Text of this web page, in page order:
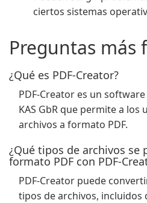
ciertos sistemas
Preguntas más
¿Qué es PDF-Creator?
PDF-Creator es un
KAS GbR que permite a
archivos a formato PDF.
¿Qué tipos de archivos se
formato PDF con PDF-
PDF-Creator puede
tipos de archivos, incluidos